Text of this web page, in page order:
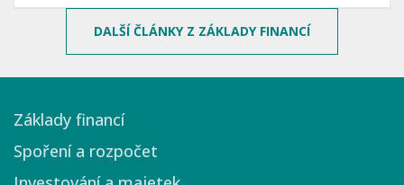
mohou sloužit po celý život. Prozradíme vám,
jak motivovat děti k šetření peněz pomocí
DALŠÍ ČLÁNKY Z ZÁKLADY FINANCÍ
Základy financí
Spoření a rozpočet